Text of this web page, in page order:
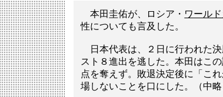
本田圭佑が、ロシア・ ワール
性についても言及した。
日本代表は、２日に行われた
スト８進出を逃した。本田はこ
点を奪えず。敗退決定後に「こ
場しないことを口にした。（中略